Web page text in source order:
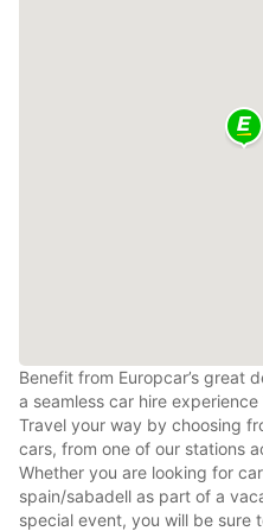
Benefit from Europcar’s great
a seamless car hire
Travel your way by choosing
cars, from one of our stations
Whether you are looking for
spain/sabadell as part of a
special event, you will be sure